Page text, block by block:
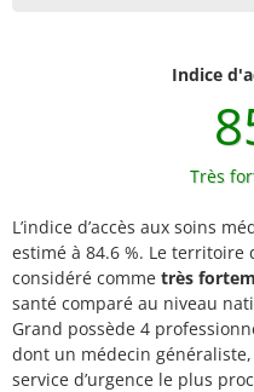
Indice
Très
L’indice d’accès aux soins
estimé à 84.6 %. Le territoire
considéré comme très
santé comparé au niveau
Grand possède 4
dont un médecin
service d’urgence le plus